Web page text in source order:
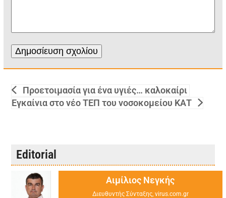
Προετοιμασία για ένα υγιές… καλοκαίρι
Εγκαίνια στο νέο ΤΕΠ του νοσοκομείου ΚΑΤ
Editorial
Αιμίλιος Νεγκής
Διευθυντής Σύνταξης, virus.com.gr